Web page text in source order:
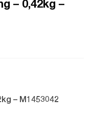
– 0,42kg –
– M1453042